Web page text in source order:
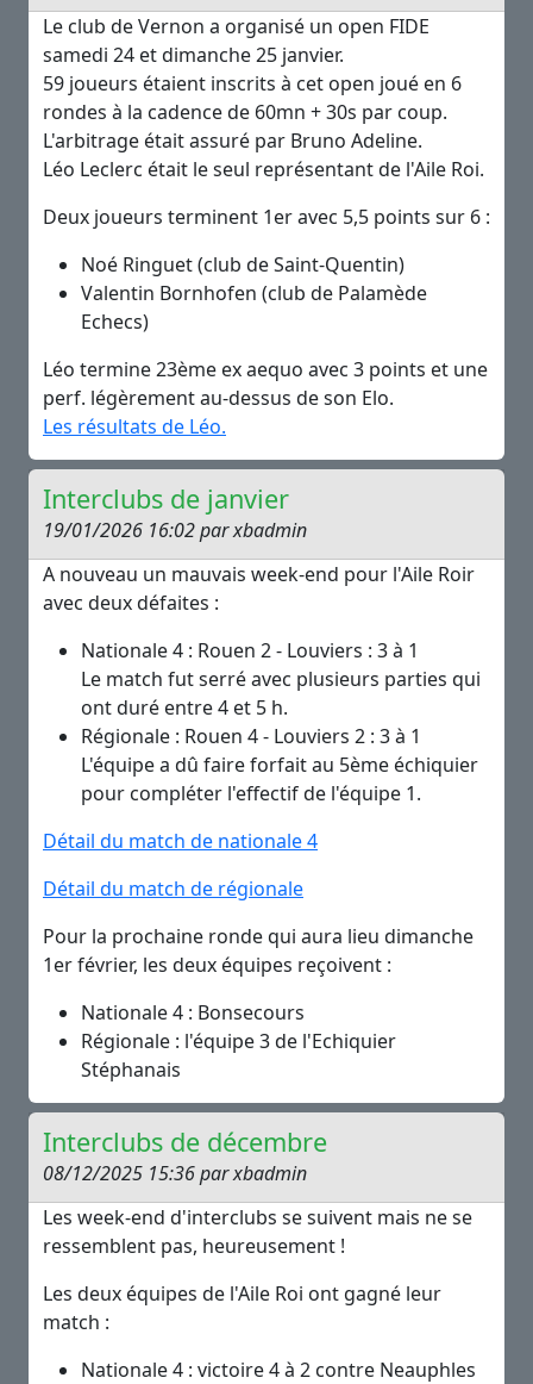
Le club de Vernon a organisé un open FIDE
samedi 24 et dimanche 25 janvier.
59 joueurs étaient inscrits à cet open joué en 6
rondes à la cadence de 60mn + 30s par coup.
L'arbitrage était assuré par Bruno Adeline.
Léo Leclerc était le seul représentant de l'Aile Roi.
Deux joueurs terminent 1er avec 5,5 points sur 6 :
Noé Ringuet (club de Saint-Quentin)
Valentin Bornhofen (club de Palamède
Echecs)
Léo termine 23ème ex aequo avec 3 points et une
perf. légèrement au-dessus de son Elo.
Les résultats de Léo.
Interclubs de janvier
19/01/2026 16:02 par xbadmin
A nouveau un mauvais week-end pour l'Aile Roir
avec deux défaites :
Nationale 4 : Rouen 2 - Louviers : 3 à 1
Le match fut serré avec plusieurs parties qui
ont duré entre 4 et 5 h.
Régionale : Rouen 4 - Louviers 2 : 3 à 1
L'équipe a dû faire forfait au 5ème échiquier
pour compléter l'effectif de l'équipe 1.
Détail du match de nationale 4
Détail du match de régionale
Pour la prochaine ronde qui aura lieu dimanche
1er février, les deux équipes reçoivent :
Nationale 4 : Bonsecours
Régionale : l'équipe 3 de l'Echiquier
Stéphanais
Interclubs de décembre
08/12/2025 15:36 par xbadmin
Les week-end d'interclubs se suivent mais ne se
ressemblent pas, heureusement !
Les deux équipes de l'Aile Roi ont gagné leur
match :
Nationale 4 : victoire 4 à 2 contre Neauphles